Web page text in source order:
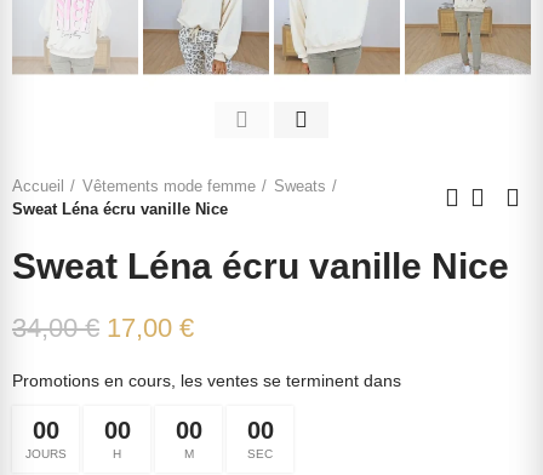
Accueil Vêtements mode femme
Sweats
Sweat Léna écru vanille Nice
Sweat Léna écru vanille Nice
34,00 € 17,00 €
Promotions en cours, les ventes se terminent dans
00
JOURS
00
H
00
M
00
SEC